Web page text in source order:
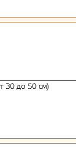
30 до 50 см)